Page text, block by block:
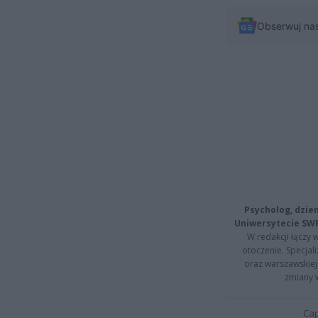
Obserwuj
Psycholog,
Uniwersytecie
W redakcji łączy
otoczenie.
oraz
zmiany